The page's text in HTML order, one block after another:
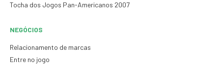
Tocha dos Jogos Pan-Americanos 2007
NEGÓCIOS
Relacionamento de marcas
Entre no jogo